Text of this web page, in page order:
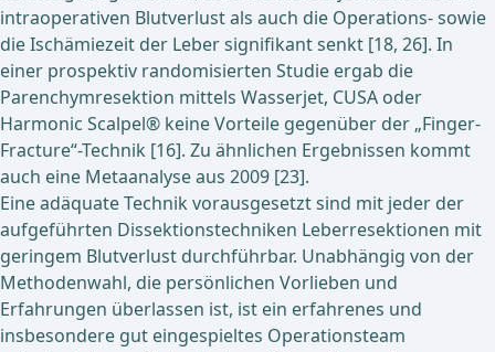
intraoperativen Blutverlust als auch die Operations- sowie
die Ischämiezeit der Leber signifikant senkt [18, 26]. In
einer prospektiv randomisierten Studie ergab die
Parenchymresektion mittels Wasserjet, CUSA oder
Harmonic Scalpel® keine Vorteile gegenüber der „Finger-
Fracture“-Technik [16]. Zu ähnlichen Ergebnissen kommt
auch eine Metaanalyse aus 2009 [23].
Eine adäquate Technik vorausgesetzt sind mit jeder der
aufgeführten Dissektionstechniken Leberresektionen mit
geringem Blutverlust durchführbar. Unabhängig von der
Methodenwahl, die persönlichen Vorlieben und
Erfahrungen überlassen ist, ist ein erfahrenes und
insbesondere gut eingespieltes Operationsteam